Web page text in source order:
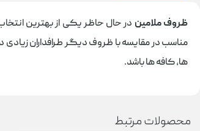
ظروف ملامین در حال حاظر یکی از بهترین
مناسب در مقایسه با ظروف دیگر طرافداران زیادی
ها، کافه ها باشد.
محصولات مرتبط